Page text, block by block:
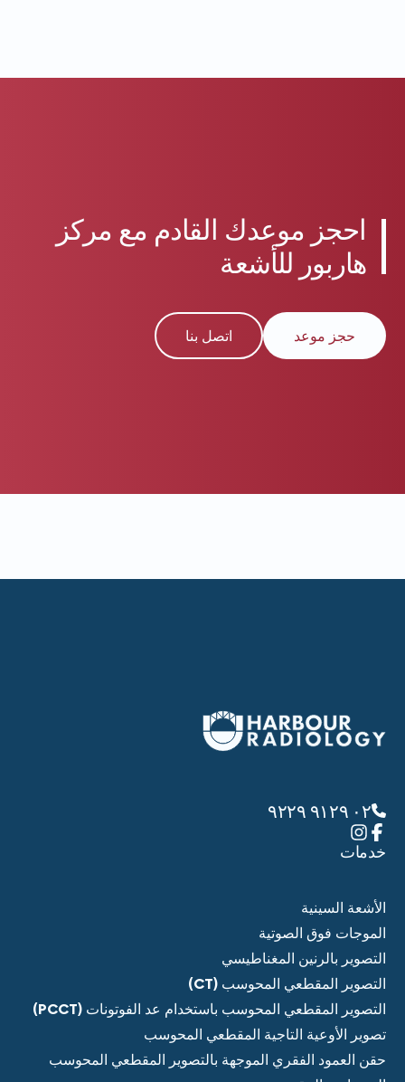
احجز موعدك القادم مع مركز
هاربور للأشعة
حجز موعد اتصل بنا
٠٢ ٩١٢٩ ٩٢٢٩
خدمات
الأشعة السينية
الموجات فوق الصوتية
التصوير بالرنين المغناطيسي
التصوير المقطعي المحوسب (CT)
التصوير المقطعي المحوسب باستخدام عد الفوتونات (PCCT)
تصوير الأوعية التاجية المقطعي المحوسب
حقن العمود الفقري الموجهة بالتصوير المقطعي المحوسب